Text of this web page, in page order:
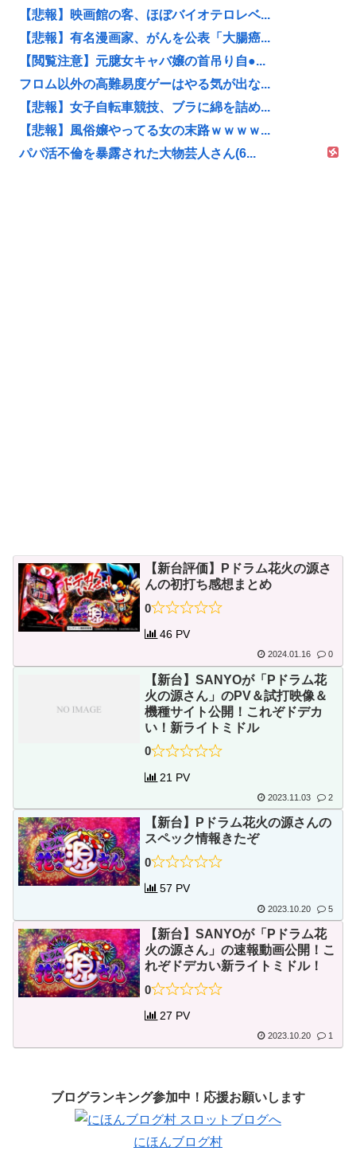
【悲報】映画館の客、ほぼバイオテロレベ...
【悲報】有名漫画家、がんを公表「大腸癌...
【閲覧注意】元臆女キャバ嬢の首吊り自●...
フロム以外の高難易度ゲーはやる気が出な...
【悲報】女子自転車競技、ブラに綿を詰め...
【悲報】風俗嬢やってる女の末路ｗｗｗｗ...
パパ活不倫を暴露された大物芸人さん(6...
【新台評価】Pドラム花火の源さ
んの初打ち感想まとめ
0
46 PV
2024.01.16 0
【新台】SANYOが「Pドラム花
火の源さん」のPV＆試打映像＆
機種サイト公開！これぞドデカ
い！新ライトミドル
0
21 PV
2023.11.03 2
【新台】Pドラム花火の源さんの
スペック情報きたぞ
0
57 PV
2023.10.20 5
【新台】SANYOが「Pドラム花
火の源さん」の速報動画公開！こ
れぞドデカい新ライトミドル！
0
27 PV
2023.10.20 1
ブログランキング参加中！応援お願いします
にほんブログ村